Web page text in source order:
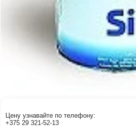
Цену узнавайте по телефону:
+375 29 321-52-13